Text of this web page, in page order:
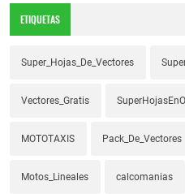
ETIQUETAS
Super_Hojas_De_Vectores
Vectores_Gratis
MOTOTAXIS Pack_De_Vectores
Motos_Lineales calcomanias